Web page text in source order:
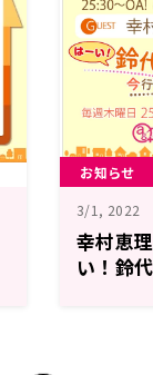
お知らせ
3/1, 2022
幸村恵
い！鈴